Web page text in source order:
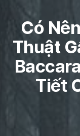
Có
Thuật
Tiết